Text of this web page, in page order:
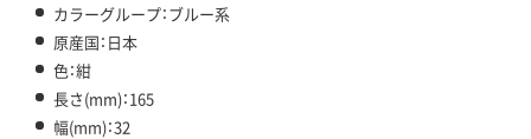
カラーグループ：ブルー系
原産国：日本
色：紺
長さ(mm)：165
幅(mm)：32